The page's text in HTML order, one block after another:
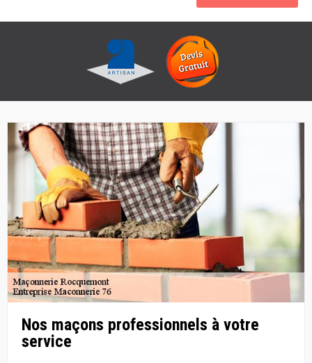
Nos maçons professionnels à votre
service